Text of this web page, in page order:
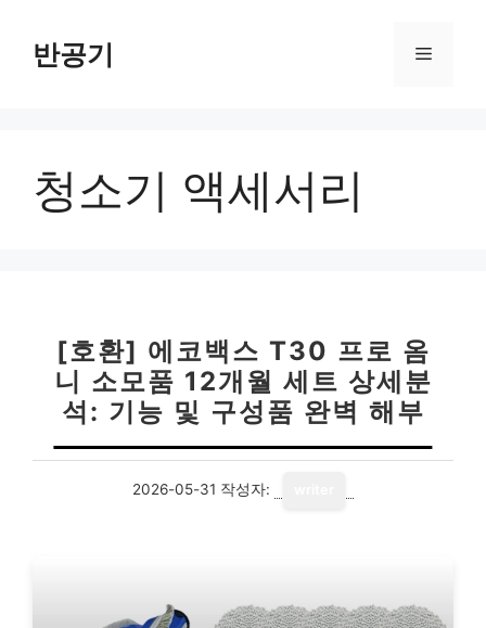
반공기 메
청소기 액세서리
[호환] 에코백스 T30 프로 옴
니 소모품 12개월 세트 상세분
석: 기능 및 구성품 완벽 해부
2026-05-31 작성자: